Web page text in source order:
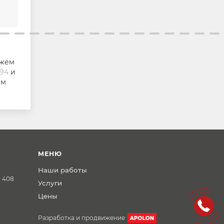
и
408
МЕНЮ
Наши работы
Услуги
Цены
Разработка и продвижение